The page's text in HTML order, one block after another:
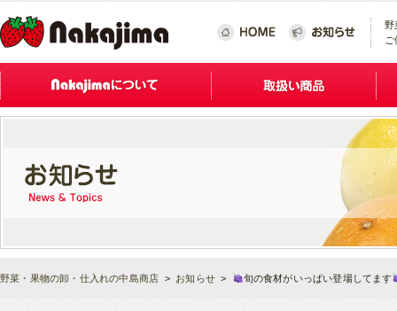
野
野菜・果物の卸・仕入れの中島商店 > お知らせ > 旬の食材がいっぱい登場してます